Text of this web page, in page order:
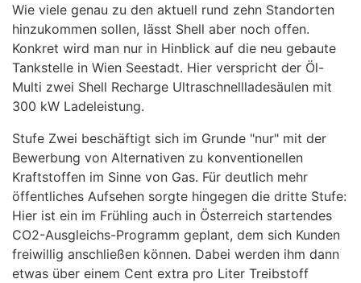
Wie viele genau zu den aktuell rund zehn Standorten
hinzukommen sollen, lässt Shell aber noch offen.
Konkret wird man nur in Hinblick auf die neu gebaute
Tankstelle in Wien Seestadt. Hier verspricht der Öl-
Multi zwei Shell Recharge Ultraschnellladesäulen mit
300 kW Ladeleistung.
Stufe Zwei beschäftigt sich im Grunde "nur" mit der
Bewerbung von Alternativen zu konventionellen
Kraftstoffen im Sinne von Gas. Für deutlich mehr
öffentliches Aufsehen sorgte hingegen die dritte Stufe:
Hier ist ein im Frühling auch in Österreich startendes
CO2-Ausgleichs-Programm geplant, dem sich Kunden
freiwillig anschließen können. Dabei werden ihm dann
etwas über einem Cent extra pro Liter Treibstoff